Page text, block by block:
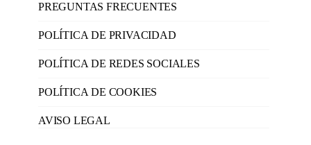
PREGUNTAS FRECUENTES
POLÍTICA DE PRIVACIDAD
POLÍTICA DE REDES SOCIALES
POLÍTICA DE COOKIES
AVISO LEGAL